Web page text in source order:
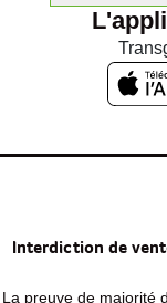
Interdiction de
La preuve de majorité